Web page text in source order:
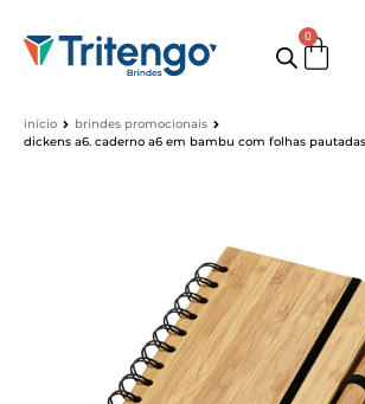
0
início
brindes promocionais
dickens a6. caderno a6 em bambu com folhas